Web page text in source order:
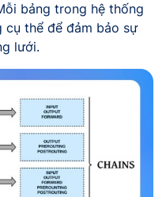
bảng trong hệ thống
cụ thể để đảm bảo sự
lưới.